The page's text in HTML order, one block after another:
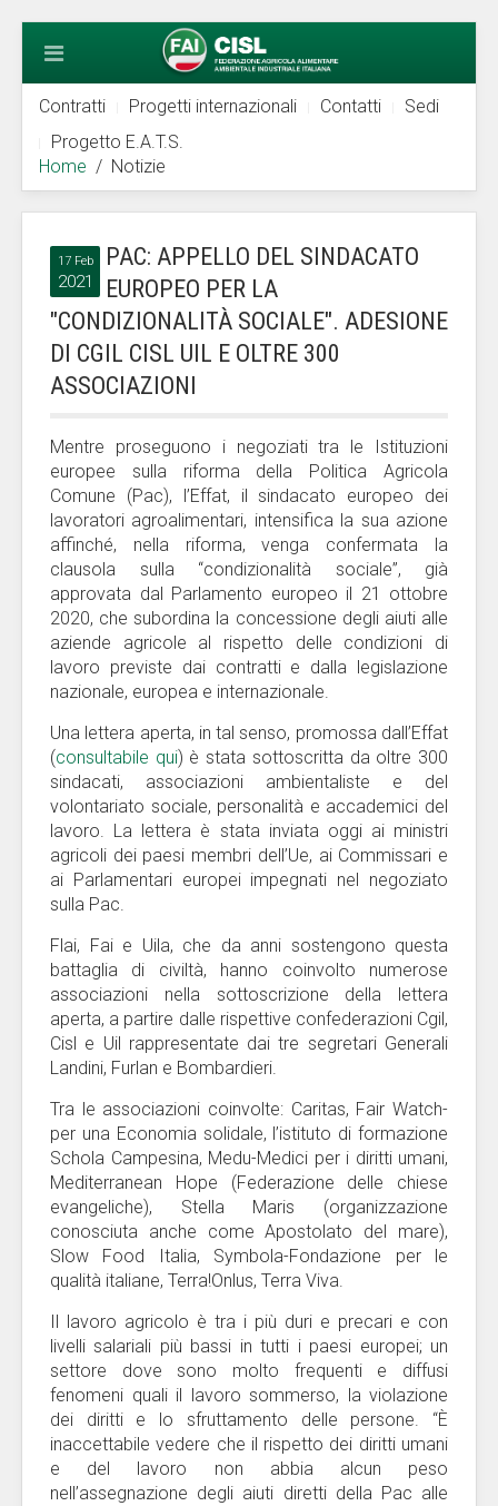
Contratti Progetti internazionali Contatti
Sedi
Progetto E.A.T.S.
Home
Notizie
17 Feb
2021
PAC: APPELLO DEL SINDACATO
EUROPEO PER LA
"CONDIZIONALITÀ SOCIALE". ADESIONE
DI CGIL CISL UIL E OLTRE 300
ASSOCIAZIONI
Mentre proseguono i negoziati tra le Istituzioni
europee sulla riforma della Politica Agricola
Comune (Pac), l’Effat, il sindacato europeo dei
lavoratori agroalimentari, intensifica la sua azione
affinché, nella riforma, venga confermata la
clausola sulla “condizionalità sociale”, già
approvata dal Parlamento europeo il 21 ottobre
2020, che subordina la concessione degli aiuti alle
aziende agricole al rispetto delle condizioni di
lavoro previste dai contratti e dalla legislazione
nazionale, europea e internazionale.
Una lettera aperta, in tal senso, promossa dall’Effat
(consultabile qui) è stata sottoscritta da oltre 300
sindacati, associazioni ambientaliste e del
volontariato sociale, personalità e accademici del
lavoro. La lettera è stata inviata oggi ai ministri
agricoli dei paesi membri dell’Ue, ai Commissari e
ai Parlamentari europei impegnati nel negoziato
sulla Pac.
Flai, Fai e Uila, che da anni sostengono questa
battaglia di civiltà, hanno coinvolto numerose
associazioni nella sottoscrizione della lettera
aperta, a partire dalle rispettive confederazioni Cgil,
Cisl e Uil rappresentate dai tre segretari Generali
Landini, Furlan e Bombardieri.
Tra le associazioni coinvolte: Caritas, Fair Watch-
per una Economia solidale, l’istituto di formazione
Schola Campesina, Medu-Medici per i diritti umani,
Mediterranean Hope (Federazione delle chiese
evangeliche), Stella Maris (organizzazione
conosciuta anche come Apostolato del mare),
Slow Food Italia, Symbola-Fondazione per le
qualità italiane, Terra!Onlus, Terra Viva.
Il lavoro agricolo è tra i più duri e precari e con
livelli salariali più bassi in tutti i paesi europei; un
settore dove sono molto frequenti e diffusi
fenomeni quali il lavoro sommerso, la violazione
dei diritti e lo sfruttamento delle persone. “È
inaccettabile vedere che il rispetto dei diritti umani
e del lavoro non abbia alcun peso
nell’assegnazione degli aiuti diretti della Pac alle